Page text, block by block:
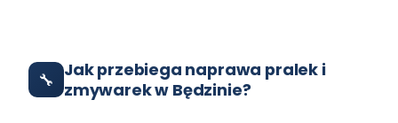
🔧 Jak przebiega naprawa pralek i
zmywarek w Będzinie?